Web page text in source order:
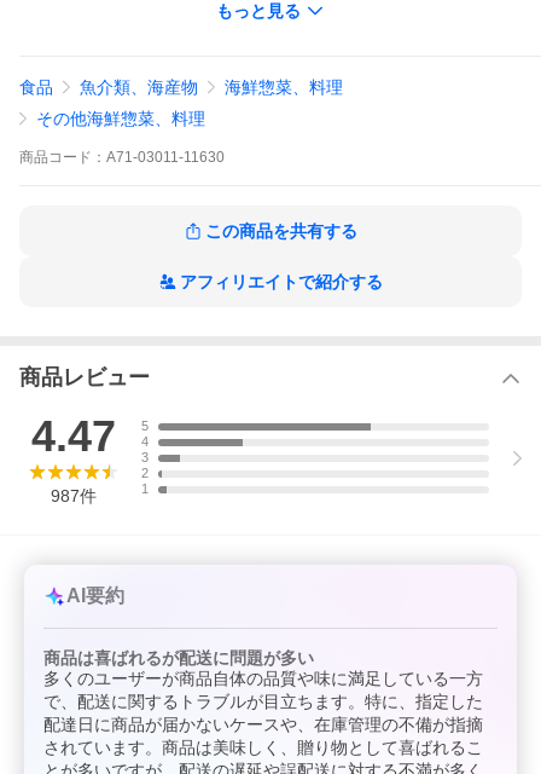
サーモンハラス昆布重ね巻（1/3）
北海道産 ほたて貝柱100g
■アレルギー表示
えび・小麦・いか・さけ・大豆
※複数の商品をご注文のお客さまへ本商品はギフト商品のため、
他の商品とは同梱できません。
もっと見る
食品 魚介類、海産物
海鮮惣菜、料理
その他海鮮惣菜、料理
商品 コード： A71-03011-11630
この商品を共有する
アフィリエイトで紹介する
商品レビュー
4.47
987件
5
4
3
2
1
AI要約
商品は喜ばれるが配送に問題が多い
多くのユーザーが商品自体の品質や味に満足している一方
で、配送に関するトラブルが目立ちます。特に、指定した
配達日に商品が届かないケースや、在庫管理の不備が指摘
されています。商品は美味しく、贈り物として喜ばれるこ